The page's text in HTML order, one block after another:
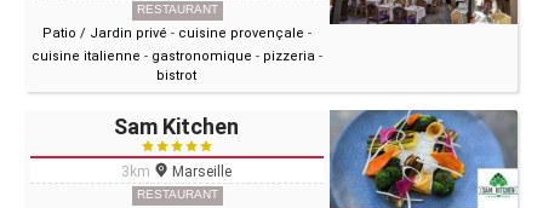
RESTAURANT
Patio / Jardin privé - cuisine provençale -
cuisine italienne - gastronomique - pizzeria -
bistrot
Sam Kitchen
3km Marseille
RESTAURANT